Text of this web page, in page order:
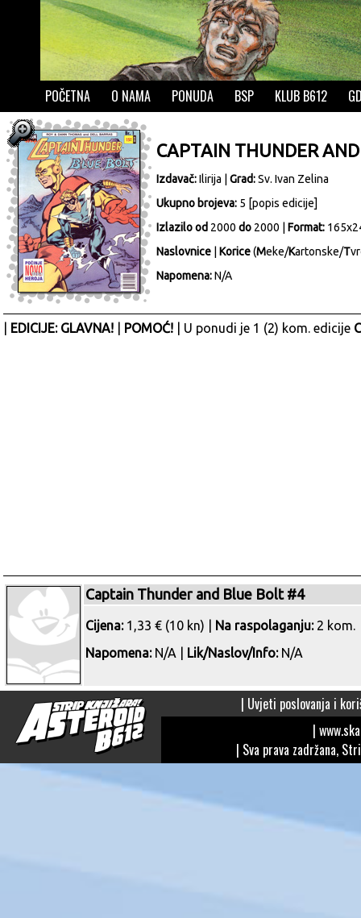
POČETNA O NAMA PONUDA BSP KLUB B612
CAPTAIN THUNDER
Izdavač:Ilirija Grad:Sv. Ivan Zelina
Ukupno brojeva: 5 [popis edicije]
Izlazilo od 2000 do 2000 | Format:
Naslovnice
Korice(Meke/Kartonske/T
Napomena:N/A
EDICIJE: GLAVNA! POMOĆ! | U ponudi je 1 (2) kom. edicije
Captain Thunder and Blue Bolt #4
Cijena:1,33 € (10 kn) | Na raspolaganju:2 kom.
Napomena:N/A | Lik/Naslov/Info:N/A
| Uvjeti poslovanja i
|
| Sva prava zadržana,